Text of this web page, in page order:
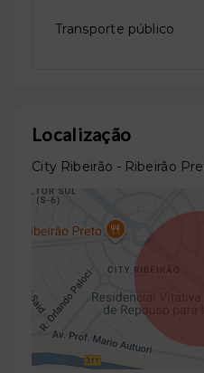
Transporte público
Localização
City Ribeirão - Ribeirão